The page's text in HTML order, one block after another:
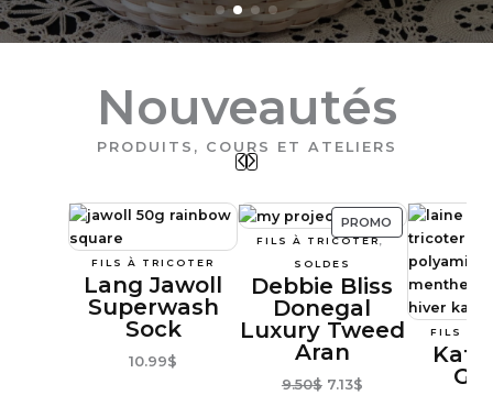
Nouveautés
PRODUITS, COURS ET ATELIERS
FILS À TRICOTER
Lang Jawoll
Superwash
Sock
10.99$
PROMO PRODUIT
PROMOTION
FILS À TRICOTER ,
SOLDES
Debbie Bliss
Donegal
Luxury Tweed
Aran
9.50$ Le
7.13$Le
FILS À